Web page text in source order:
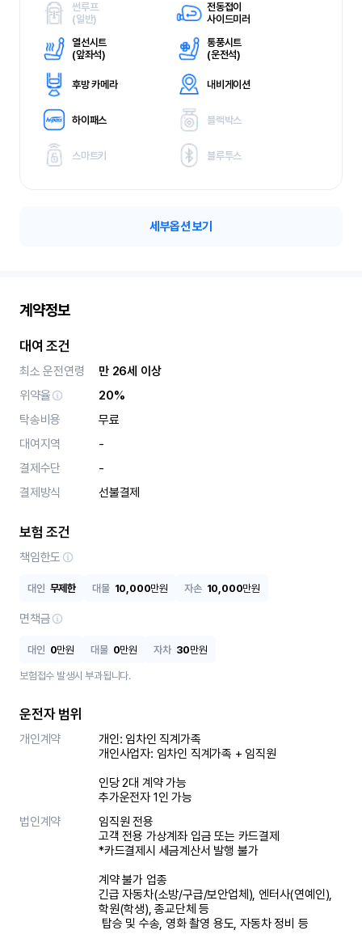
썬루프
(일반)
전동접이
사이드미러
열선시트
(앞좌석)
통풍시트
(운전석)
후방 카메라 내비게이션
하이패스 블랙박스
스마트키 블루투스
세부옵션 보기
계약정보
대여 조건
최소 운전연령
만 26세 이상
위약율
20%
탁송비용
무료
대여지역
-
결제수단
-
결제방식
선불결제
보험 조건
책임한도
대인 무제한 대물 10,000만원 자손 10,000만원
면책금
대인 0만원 대물 0만원 자차 30만원
보험접수 발생시 부과됩니다.
운전자 범위
개인계약
개인: 임차인 직계가족
개인사업자: 임차인 직계가족 + 임직원
인당 2대 계약 가능
추가운전자 1인 가능
법인계약
임직원 전용
고객 전용 가상계좌 입금 또는 카드결제
*카드결제시 세금계산서 발행 불가
계약 불가 업종
긴급 자동차(소방/구급/보안업체), 엔터사(연예인),
학원(학생), 종교단체 등
탑승 및 수송, 영화 촬영 용도, 자동차 정비 등